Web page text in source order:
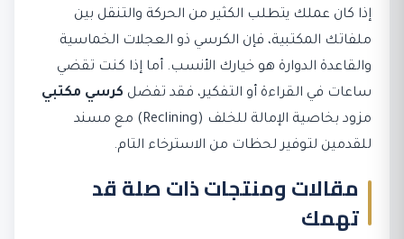
إذا كان عملك يتطلب الكثير من الحركة والتنقل بين
ملفاتك المكتبية، فإن الكرسي ذو العجلات الخماسية
والقاعدة الدوارة هو خيارك الأنسب. أما إذا كنت تقضي
ساعات في القراءة أو التفكير، فقد تفضل كرسي مكتبي
مزود بخاصية الإمالة للخلف (Reclining) مع مسند
للقدمين لتوفير لحظات من الاسترخاء التام.
مقالات ومنتجات ذات صلة قد
تهمك